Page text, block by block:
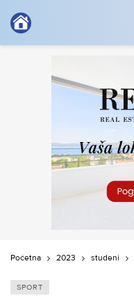
Početna 2023 studeni
SPORT